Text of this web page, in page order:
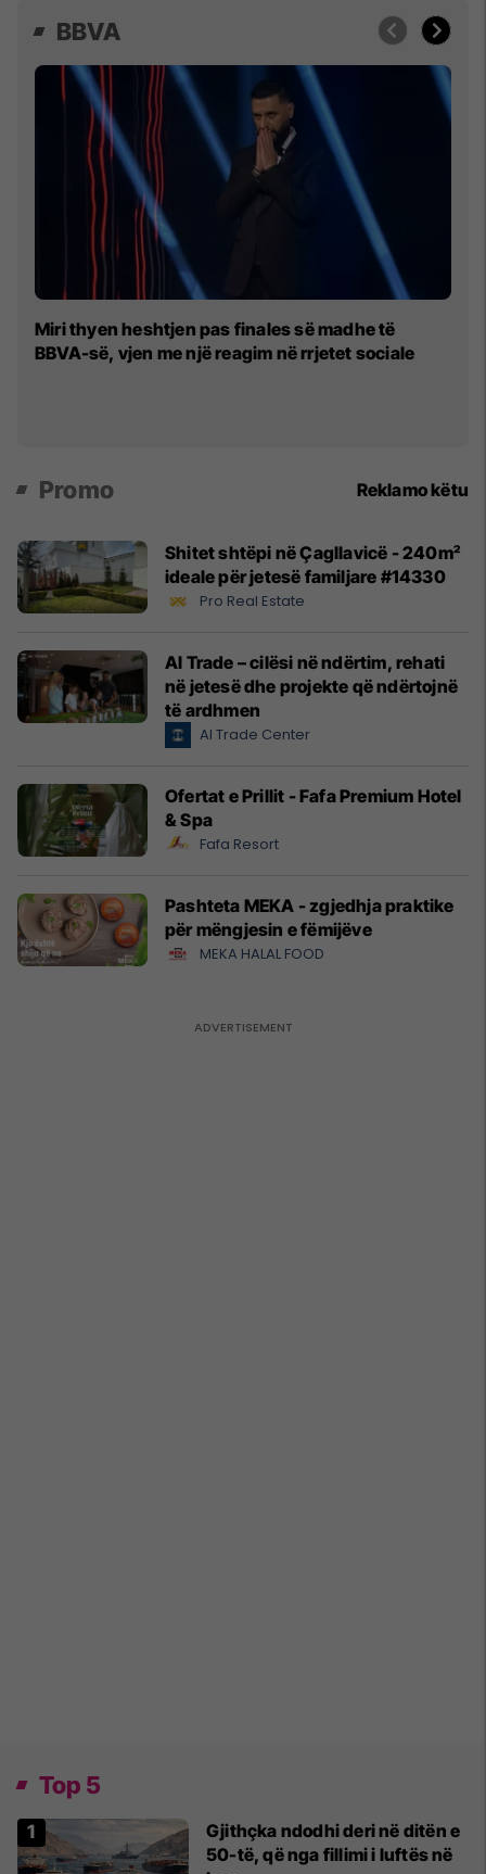
BBVA
Miri thyen heshtjen pas finales së madhe të
BBVA-së, vjen me një reagim në rrjetet sociale
Promo Reklamo këtu
Shitet shtëpi në Çagllavicë - 240m²
ideale për jetesë familjare #14330
Pro Real Estate
Al Trade – cilësi në ndërtim, rehati
në jetesë dhe projekte që ndërtojnë
të ardhmen
Al Trade Center
Ofertat e Prillit - Fafa Premium Hotel
& Spa
Fafa Resort
Pashteta MEKA - zgjedhja praktike
për mëngjesin e fëmijëve
MEKA HALAL FOOD
Top 5
Gjithçka ndodhi deri në ditën e
50-të, që nga fillimi i luftës në